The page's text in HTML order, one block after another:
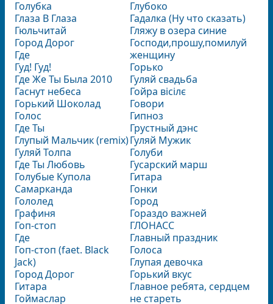
Голубка
Глаза В Глаза
Гюльчитай
Город Дорог
Где
Гуд! Гуд!
Где Же Ты Была 2010
Гаснут небеса
Горький Шоколад
Голос
Где Ты
Глупый Мальчик (remix)
Гуляй Толпа
Где Ты Любовь
Голубые Купола
Самарканда
Гололед
Графиня
Гоп-стоп
Где
Гоп-стоп (faet. Black
Jack)
Город Дорог
Гитара
Гоймаслар
Глубоко
Гадалка (Ну что сказать)
Гляжу в озера синие
Господи,прошу,помилуй
женщину
Горько
Гуляй свадьба
Гойра вісілє
Говори
Гипноз
Грустный дэнс
Гуляй Мужик
Голуби
Гусарский марш
Гитара
Гонки
Город
Гораздо важней
ГЛОНАСС
Главный праздник
Голоса
Глупая девочка
Горький вкус
Главное ребята, сердцем
не стареть